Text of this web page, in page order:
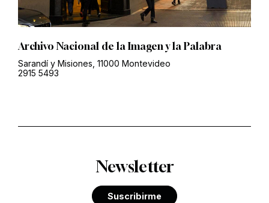
Archivo Nacional de la Imagen y la Palabra
Sarandí y Misiones, 11000 Montevideo
2915 5493
Newsletter
Suscribirme